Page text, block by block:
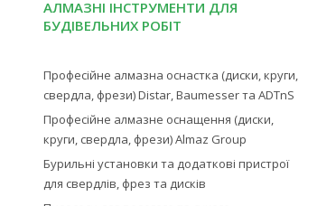
АЛМАЗНІ ІНСТРУМЕНТИ ДЛЯ
БУДІВЕЛЬНИХ РОБІТ
Професійне алмазна оснастка (диски, круги,
свердла, фрези) Distar, Baumesser та ADTnS
Професійне алмазне оснащення (диски,
круги, свердла, фрези) Almaz Group
Бурильні установки та додаткові пристрої
для свердлів, фрез та дисків